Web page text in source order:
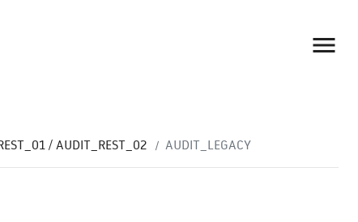

/ AUDIT_REST_02 AUDIT_LEGACY